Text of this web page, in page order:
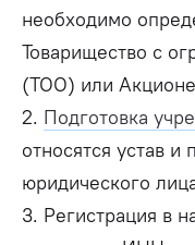
необходимо
Товарищество с
(ТОО) или
2. Подготовка
относятся устав и
юридического
3. Регистрация в